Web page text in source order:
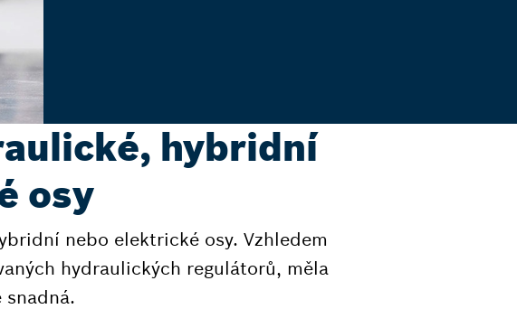
hybridní
osy
nebo elektrické osy. Vzhledem
hydraulických regulátorů, měla